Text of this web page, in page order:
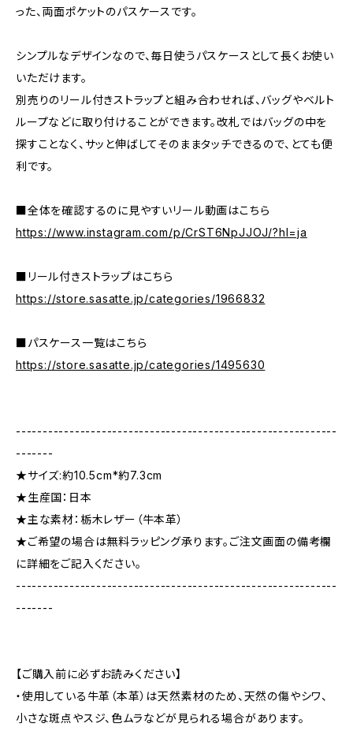
った、両面ポケットのパスケースです。
シンプルなデザインなので、毎日使うパスケースとして長くお使い
いただけます。
別売りのリール付きストラップと組み合わせれば、バッグやベルト
ループなどに取り付けることができます。改札ではバッグの中を
探すことなく、サッと伸ばしてそのままタッチできるので、とても便
利です。
■全体を確認するのに見やすいリール動画はこちら
https://www.instagram.com/p/CrST6NpJJOJ/?hl=ja
■リール付きストラップはこちら
https://store.sasatte.jp/categories/1966832
■パスケース一覧はこちら
https://store.sasatte.jp/categories/1495630
------------------------------------------------------------
-------
★サイズ:約10.5cm*約7.3cm
★生産国：日本
★主な素材：栃木レザー（牛本革）
★ご希望の場合は無料ラッピング承ります。ご注文画面の備考欄
に詳細をご記入ください。
------------------------------------------------------------
-------
【ご購入前に必ずお読みください】
・使用している牛革（本革）は天然素材のため、天然の傷やシワ、
小さな斑点やスジ、色ムラなどが見られる場合があります。